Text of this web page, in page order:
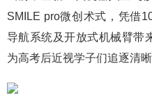
SMILE pro微创术式，凭借
导航系统及开放式机械臂带
为高考后近视学子们追逐清